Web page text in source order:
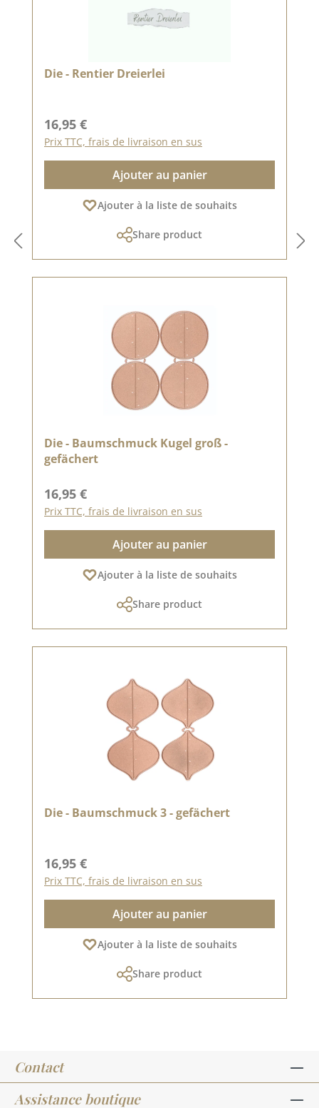
Die - Rentier Dreierlei
Prix régulier :
16,95 €
Prix TTC, frais de livraison en sus
Ajouter au panier
Ajouter à la liste de souhaits
Share product
Die - Baumschmuck Kugel groß -
gefächert
Prix régulier :
16,95 €
Prix TTC, frais de livraison en sus
Ajouter au panier
Ajouter à la liste de souhaits
Share product
Die - Baumschmuck 3 - gefächert
Prix régulier :
16,95 €
Prix TTC, frais de livraison en sus
Ajouter au panier
Ajouter à la liste de souhaits
Share product
Contact
Assistance boutique